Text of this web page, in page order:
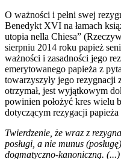
O ważności i pełni swej
Benedykt XVI na łamach
utopia nella Chiesa”
sierpniu 2014 roku papież
ważności i zasadności jego
emerytowanego papieża z
towarzyszyły jego
otrzymał, jest wyjątkowym
powinien położyć kres wielu
dotyczącym rezygacji
Twierdzenie, że wraz z
posługi, a nie munus
dogmatyczno-kanoniczną.